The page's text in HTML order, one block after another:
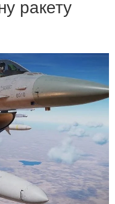
ракету